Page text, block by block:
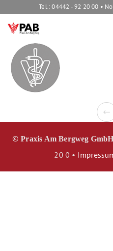
Tel.: 04442 - 92 20 00 •
©Praxis Am Bergweg
20 0 •